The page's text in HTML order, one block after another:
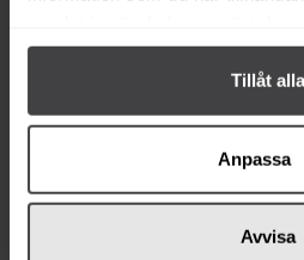
Tillåt alla
Anpassa
Avvisa